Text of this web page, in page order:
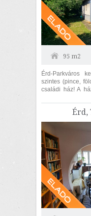
95 m2
Érd-Parkváros
szintes (pince,
családi ház! A
Érd,